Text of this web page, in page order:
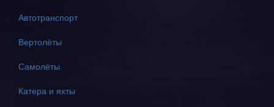
Автотранспорт
Вертолёты
Самолёты
Катера и яхты